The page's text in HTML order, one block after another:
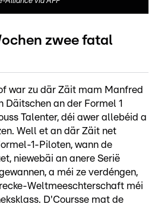
zwee fatal
war zu där Zäit mam Manfred
Däitschen an der Formel 1
Talenter, déi awer allebéid a
Well et an där Zäit net
1-Piloten, wann de
niewebäi an anere Serië
a méi ze verdéngen,
Weltmeeschterschaft méi
D'Coursse mat de